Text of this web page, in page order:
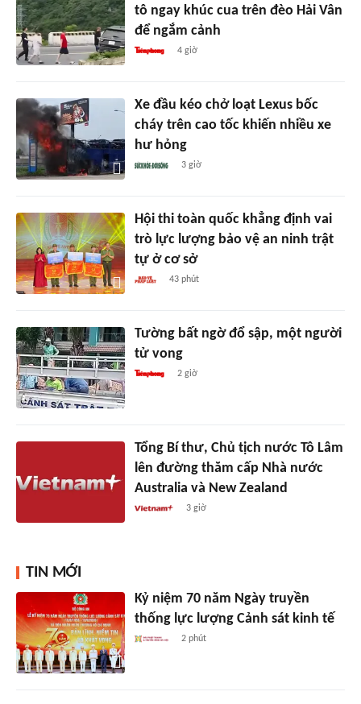
tô ngay khúc cua trên đèo Hải Vân
để ngắm cảnh
4 giờ
Xe đầu kéo chở loạt Lexus bốc
cháy trên cao tốc khiến nhiều xe
hư hỏng
3 giờ
Hội thi toàn quốc khẳng định vai
trò lực lượng bảo vệ an ninh trật
tự ở cơ sở
43 phút
Tường bất ngờ đổ sập, một người
tử vong
2 giờ
Tổng Bí thư, Chủ tịch nước Tô Lâm
lên đường thăm cấp Nhà nước
Australia và New Zealand
3 giờ
TIN MỚI
Kỷ niệm 70 năm Ngày truyền
thống lực lượng Cảnh sát kinh tế
2 phút